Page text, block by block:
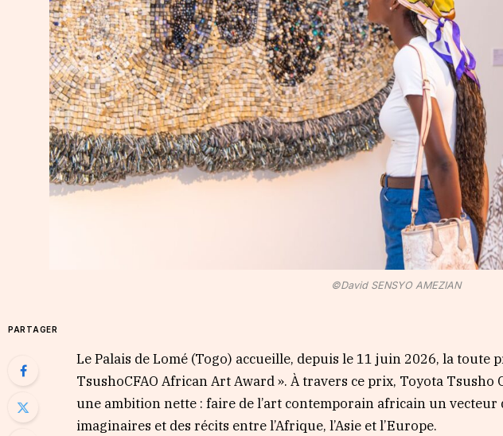
©David SENSYO AMEZIAN
PARTAGER
Le Palais de Lomé (Togo) accueille, depuis le 11 juin 2026, la toute
TsushoCFAO African Art Award ». À travers ce prix, Toyota
une ambition nette : faire de l’art contemporain africain un vecteur
imaginaires et des récits entre l’Afrique, l’Asie et l’Europe.